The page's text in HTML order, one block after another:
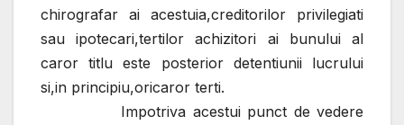
chirografar ai acestuia,creditorilor privilegiati
sau ipotecari,tertilor achizitori ai bunului al
caror titlu este posterior detentiunii lucrului
si,in principiu,oricaror terti.
Impotriva acestui punct de vedere